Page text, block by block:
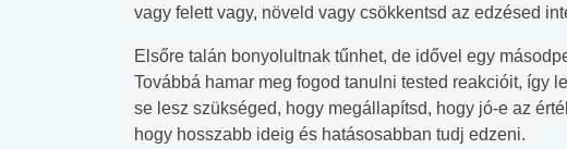
vagy felett vagy, növeld vagy csökkentsd az edzésed
Elsőre talán bonyolultnak tűnhet, de idővel egy
Továbbá hamar meg fogod tanulni tested reakcióit, így
se lesz szükséged, hogy megállapítsd, hogy jó-e az
hogy hosszabb ideig és hatásosabban tudj edzeni.
#Zöldövezet
Mekkora az ökológiai
#Betegségek
Elsősegély